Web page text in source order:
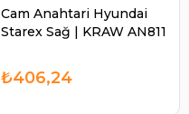
Cam Anahtari Hyundai
Starex Sağ | KRAW AN811
₺406,24